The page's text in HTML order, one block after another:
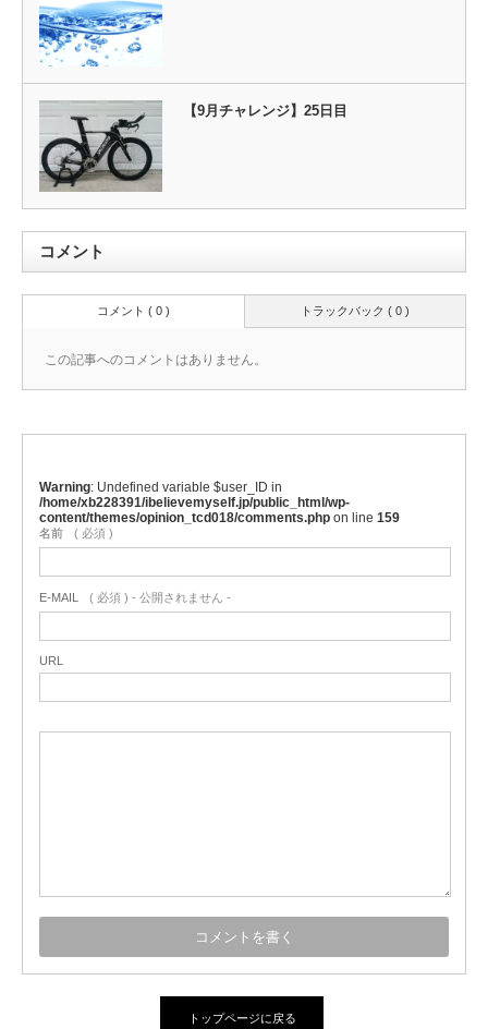
【9月チャレンジ】25日目
コメント
トラックバック ( 0 )
コメント ( 0 )
この記事へのコメントはありません。
Warning : Undefined variable $user_ID in
/home/xb228391/ibelievemyself.jp/public_html/wp-
content/themes/opinion_tcd018/comments.php on line 159
名前 ( 必須 )
E-MAIL ( 必須 ) - 公開されません -
URL
トップページに戻る